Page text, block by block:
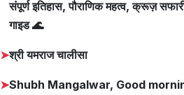
संपूर्ण इतिहास, पौराणिक महत्व, क्रूज़
गाइड 🌊
➤श्री यमराज चालीसा
➤Shubh Mangalwar, Good